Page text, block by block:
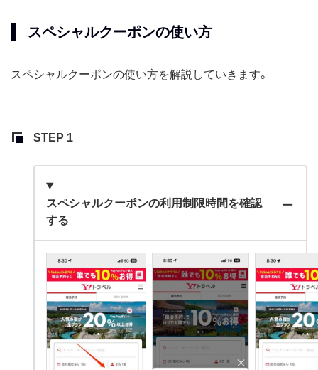
スペシャルクーポンの使い方
スペシャルクーポンの使い方を解説していきます。
スペシャルクーポンの利用制限時間を確認
する